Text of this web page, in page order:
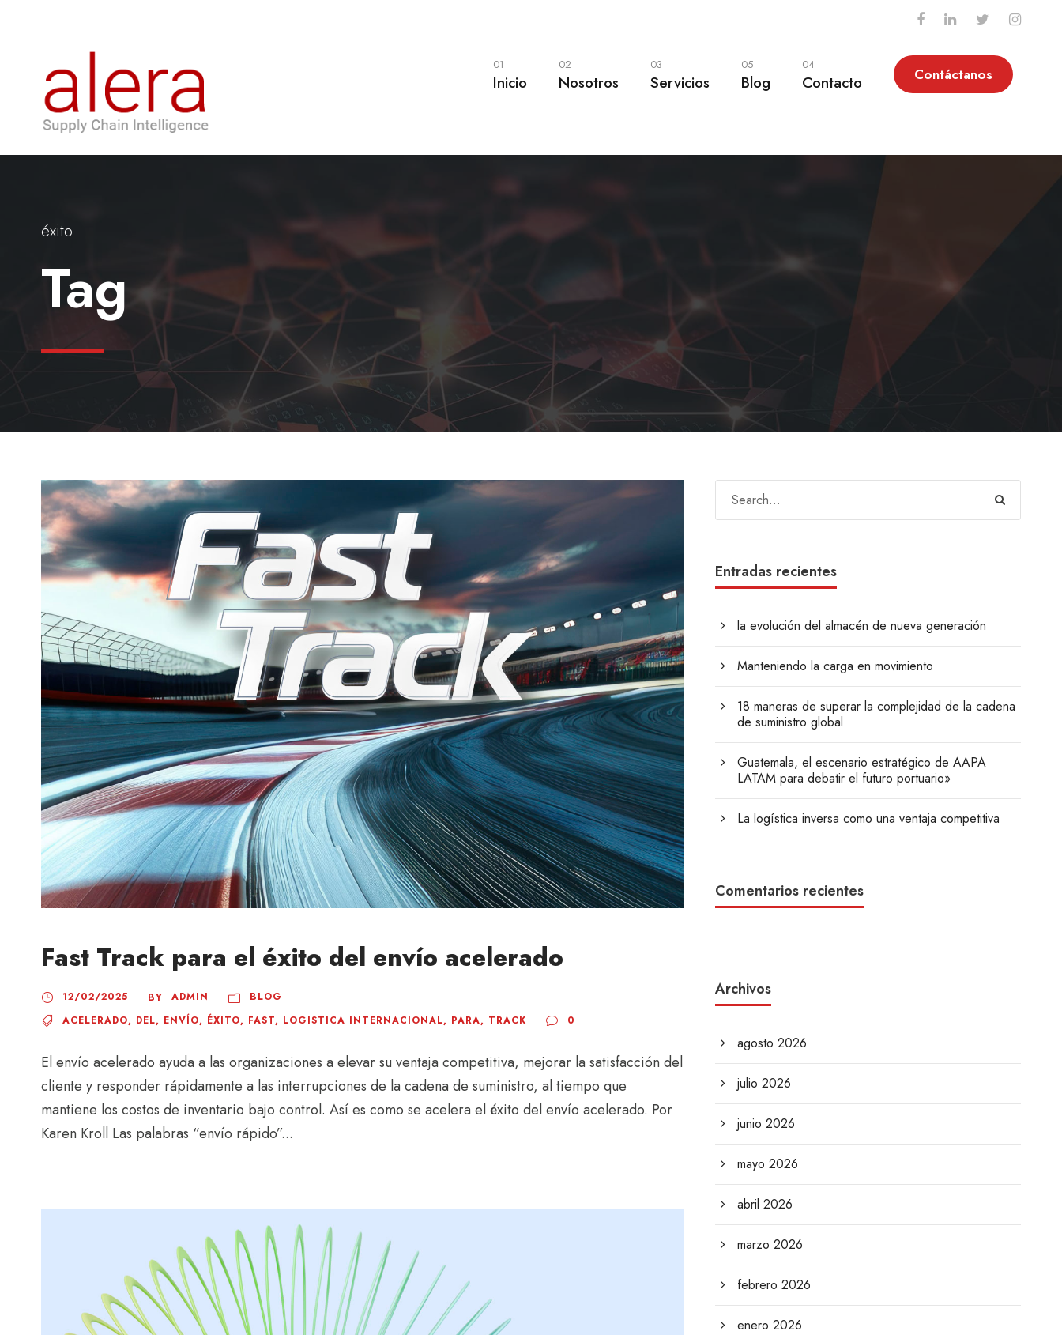
01
Inicio
02
Nosotros
03
Servicios
05
Blog
04
Contacto Contáctanos
éxito
Tag
Fast Track para el éxito del envío acelerado
12/02/2025 BY ADMIN
BLOG
ACELERADO, DEL, ENVÍO, ÉXITO, FAST, LOGISTICA INTERNACIONAL, PARA, TRACK 0
El envío acelerado ayuda a las organizaciones a elevar su ventaja competitiva, mejorar la satisfacción del
cliente y responder rápidamente a las interrupciones de la cadena de suministro, al tiempo que
mantiene los costos de inventario bajo control. Así es como se acelera el éxito del envío acelerado. Por
Karen Kroll Las palabras “envío rápido”...
Entradas recientes
la evolución del almacén de nueva generación
Manteniendo la carga en movimiento
18 maneras de superar la complejidad de la cadena
de suministro global
Guatemala, el escenario estratégico de AAPA
LATAM para debatir el futuro portuario»
La logística inversa como una ventaja competitiva
Comentarios recientes
Archivos
agosto 2026
julio 2026
junio 2026
mayo 2026
abril 2026
marzo 2026
febrero 2026
enero 2026